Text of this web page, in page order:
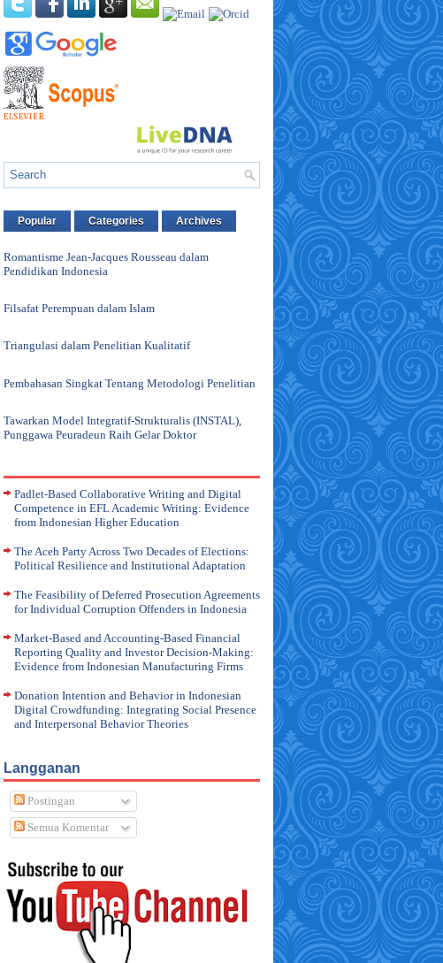
Popular Categories Archives
Romantisme Jean-Jacques Rousseau dalam
Pendidikan Indonesia
Filsafat Perempuan dalam Islam
Triangulasi dalam Penelitian Kualitatif
Pembahasan Singkat Tentang Metodologi Penelitian
Tawarkan Model Integratif-Strukturalis (INSTAL),
Punggawa Peuradeun Raih Gelar Doktor
Padlet-Based Collaborative Writing and Digital
Competence in EFL Academic Writing: Evidence
from Indonesian Higher Education
The Aceh Party Across Two Decades of Elections:
Political Resilience and Institutional Adaptation
The Feasibility of Deferred Prosecution Agreements
for Individual Corruption Offenders in Indonesia
Market-Based and Accounting-Based Financial
Reporting Quality and Investor Decision-Making:
Evidence from Indonesian Manufacturing Firms
Donation Intention and Behavior in Indonesian
Digital Crowdfunding: Integrating Social Presence
and Interpersonal Behavior Theories
Langganan
Postingan
Semua Komentar